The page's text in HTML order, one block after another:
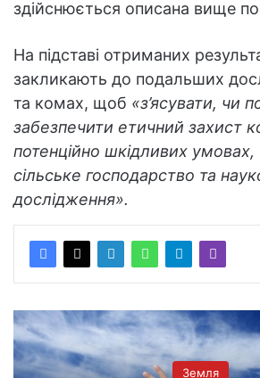
здійснюється описана вище
На підставі отриманих
закликають до подальших
та комах, щоб «з’ясувати, чи
забезпечити етичний захист
потенційно шкідливих умовах,
сільське господарство та
дослідження».
Земля